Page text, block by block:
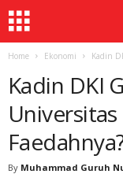
Home Ekonomi Kadin
Kadin DKI
Universitas
By Muhammad Guruh